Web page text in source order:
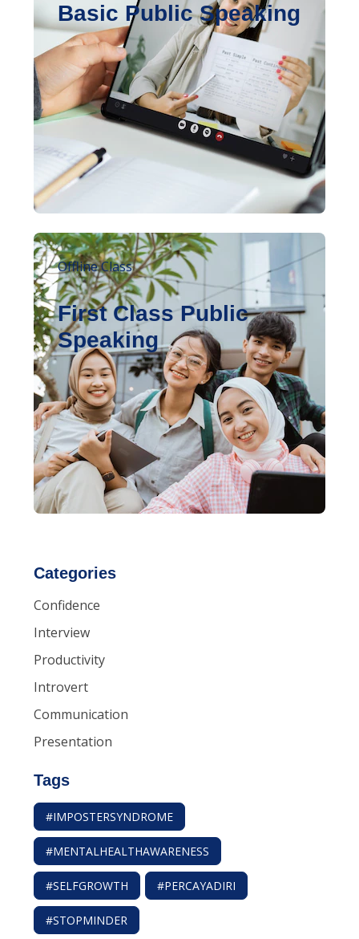
Categories
Confidence
Interview
Productivity
Introvert
Communication
Presentation
Tags
#IMPOSTERSYNDROME
#MENTALHEALTHAWARENESS
#SELFGROWTH #PERCAYADIRI
#STOPMINDER
Basic Public Speaking
Offline Class
First Class Public
Speaking